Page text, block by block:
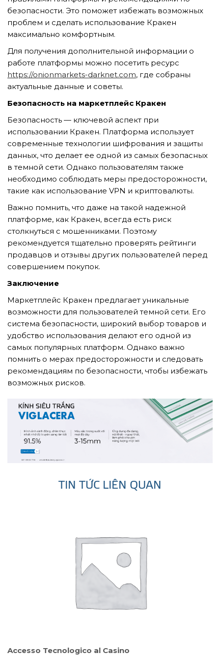
безопасности. Это поможет избежать возможных
проблем и сделать использование Кракен
максимально комфортным.
Для получения дополнительной информации о
работе платформы можно посетить ресурс
https://onionmarkets-darknet.com, где собраны
актуальные данные и советы.
Безопасность на маркетплейс Кракен
Безопасность — ключевой аспект при
использовании Кракен. Платформа использует
современные технологии шифрования и защиты
данных, что делает ее одной из самых безопасных
в темной сети. Однако пользователям также
необходимо соблюдать меры предосторожности,
такие как использование VPN и криптовалюты.
Важно помнить, что даже на такой надежной
платформе, как Кракен, всегда есть риск
столкнуться с мошенниками. Поэтому
рекомендуется тщательно проверять рейтинги
продавцов и отзывы других пользователей перед
совершением покупок.
Заключение
Маркетплейс Кракен предлагает уникальные
возможности для пользователей темной сети. Его
система безопасности, широкий выбор товаров и
удобство использования делают его одной из
самых популярных платформ. Однако важно
помнить о мерах предосторожности и следовать
рекомендациям по безопасности, чтобы избежать
возможных рисков.
TIN TỨC LIÊN QUAN
Accesso Tecnologico al Casino